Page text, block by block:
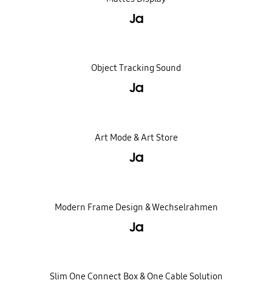
Ja
Object Tracking Sound
Ja
Art Mode & Art Store
Ja
Modern Frame Design & Wechselrahmen
Ja
Slim One Connect Box & One Cable Solution